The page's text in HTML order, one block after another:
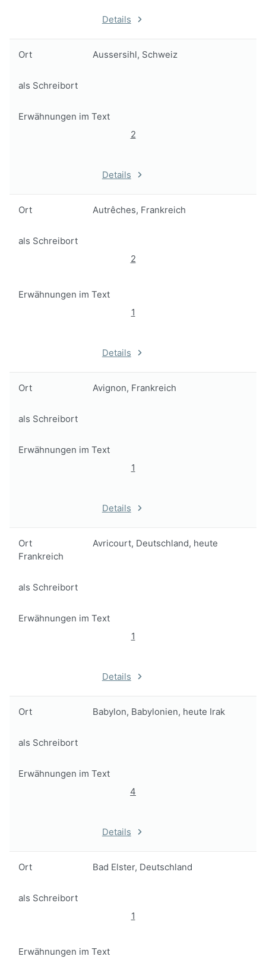
Details
Ort Aussersihl, Schweiz
als Schreibort
Erwähnungen im Text
2
Details
Ort Autrêches, Frankreich
als Schreibort
2
Erwähnungen im Text
1
Details
Ort Avignon, Frankreich
als Schreibort
Erwähnungen im Text
1
Details
Ort
Avricourt, Deutschland, heute
Frankreich
als Schreibort
Erwähnungen im Text
1
Details
Ort Babylon, Babylonien, heute Irak
als Schreibort
Erwähnungen im Text
4
Details
Ort Bad Elster, Deutschland
als Schreibort
1
Erwähnungen im Text